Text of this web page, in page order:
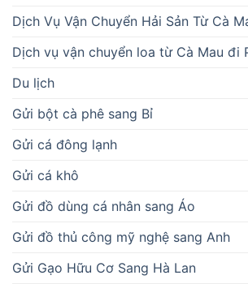
Dịch Vụ Vận Chuyển Hải Sản Từ Cà
Dịch vụ vận chuyển loa từ Cà Mau đi
Du lịch
Gửi bột cà phê sang Bỉ
Gửi cá đông lạnh
Gửi cá khô
Gửi đồ dùng cá nhân sang Áo
Gửi đồ thủ công mỹ nghệ sang Anh
Gửi Gạo Hữu Cơ Sang Hà Lan